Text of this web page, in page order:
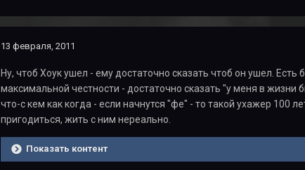
13 февраля, 2011
Ну, чтоб Хоук ушел - ему достаточно сказать чтоб он ушел.
максимальной честности - достаточно сказать "у меня в жизни
что-с кем как когда - если начнутся "фе" - то такой ухажер 100
пригодиться, жить с ним нереально.
Показать контент